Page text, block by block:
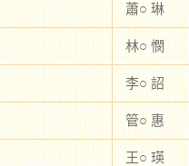
蕭○ 琳
林○ 憫
李○ 詔
管○ 惠
王○ 瑛